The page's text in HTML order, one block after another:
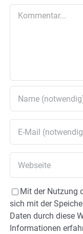
Mit der Nutzung
sich mit der
Daten durch diese
Informationen